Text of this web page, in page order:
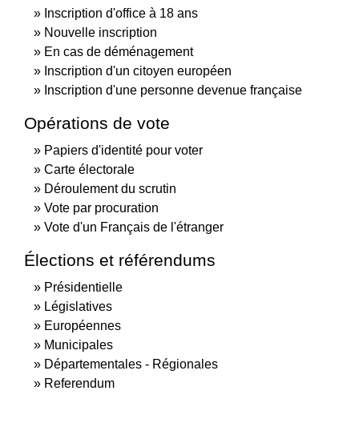
Inscription d'office à 18 ans
Nouvelle inscription
En cas de déménagement
Inscription d'un citoyen européen
Inscription d'une personne devenue française
Opérations de vote
Papiers d'identité pour voter
Carte électorale
Déroulement du scrutin
Vote par procuration
Vote d'un Français de l'étranger
Élections et référendums
Présidentielle
Législatives
Européennes
Municipales
Départementales - Régionales
Referendum